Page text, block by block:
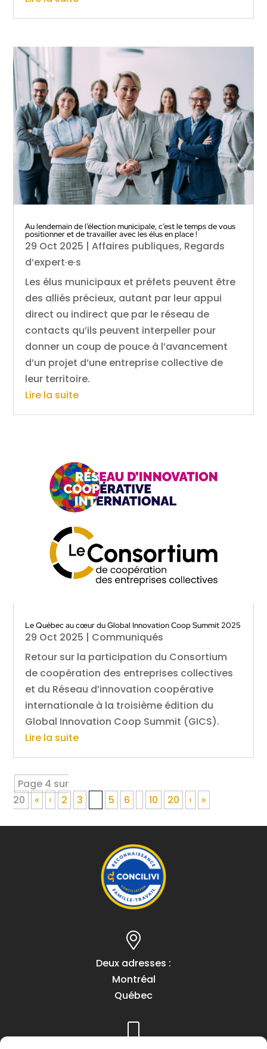
Au lendemain de l’élection municipale, c’est le temps de vous
positionner et de travailler avec les élus en place !
29 Oct 2025 |Affaires publiques, Regards
d’expert·e·s
Les élus municipaux et préfets peuvent être
des alliés précieux, autant par leur appui
direct ou indirect que par le réseau de
contacts qu’ils peuvent interpeller pour
donner un coup de pouce à l’avancement
d’un projet d’une entreprise collective de
leur territoire.
Lire la suite
Le Québec au cœur du Global Innovation Coop Summit 2025
29 Oct 2025 | Communiqués
Retour sur la participation du Consortium
de coopération des entreprises collectives
et du Réseau d’innovation coopérative
internationale à la troisième édition du
Global Innovation Coop Summit (GICS).
Lire la suite
Page 4 sur
20
« ‹ 2 3 5 6 10 20 › »
Deux adresses :
Montréal
Québec